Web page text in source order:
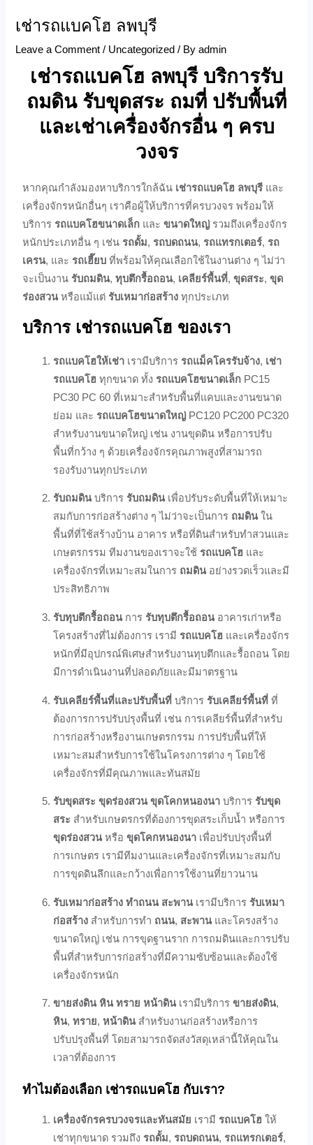
เช่ารถแบคโฮ ลพบุรี
Leave a Comment / Uncategorized / Byadmin
เช่ารถแบคโฮ ลพบุรี บริการรับ
ถมดิน รับขุดสระ ถมที่ ปรับพื้นที่
และเช่าเครื่องจักรอื่น ๆ ครบ
วงจร
หากคุณกำลังมองหาบริการใกล้ฉัน เช่ารถแบคโฮ ลพบุรี และ
เครื่องจักรหนักอื่นๆ เราคือผู้ให้บริการที่ครบวงจร พร้อมให้
บริการรถแบคโฮขนาดเล็ก และขนาดใหญ่รวมถึงเครื่องจักร
หนักประเภทอื่น ๆ เช่นรถดั้ม,รถบดถนน,รถแทรกเตอร์,รถ
เครน, และรถเฮี๊ยบ ที่พร้อมให้คุณเลือกใช้ในงานต่าง ๆ ไม่ว่า
จะเป็นงานรับถมดิน,ทุบตึกรื้อถอน, เคลียร์พื้นที่,ขุดสระ,ขุด
ร่องสวนหรือแม้แต่รับเหมาก่อสร้าง ทุกประเภท
บริการ เช่ารถแบคโฮ ของเรา
รถแบคโฮให้เช่า เรามีบริการรถแม็คโครรับจ้าง, เช่า
รถแบคโฮ ทุกขนาด ทั้งรถแบคโฮขนาดเล็ก PC15
PC30 PC 60 ที่เหมาะสำหรับพื้นที่แคบและงานขนาด
ย่อม และรถแบคโฮขนาดใหญ่PC120 PC200 PC320
สำหรับงานขนาดใหญ่ เช่น งานขุดดิน หรือการปรับ
พื้นที่กว้าง ๆ ด้วยเครื่องจักรคุณภาพสูงที่สามารถ
รองรับงานทุกประเภท
รับถมดินบริการรับถมดินเพื่อปรับระดับพื้นที่ให้เหมาะ
สมกับการก่อสร้างต่าง ๆ ไม่ว่าจะเป็นการ ถมดินใน
พื้นที่ที่ใช้สร้างบ้าน อาคาร หรือที่ดินสำหรับทำสวนและ
เกษตรกรรม ทีมงานของเราจะใช้รถแบคโฮ และ
เครื่องจักรที่เหมาะสมในการ ถมดินอย่างรวดเร็วและมี
ประสิทธิภาพ
รับทุบตึกรื้อถอนการรับทุบตึกรื้อถอนอาคารเก่าหรือ
โครงสร้างที่ไม่ต้องการ เรามีรถแบคโฮ และเครื่องจักร
หนักที่มีอุปกรณ์พิเศษสำหรับงานทุบตึกและรื้อถอน โดย
มีการดำเนินงานที่ปลอดภัยและมีมาตรฐาน
รับเคลียร์พื้นที่และปรับพื้นที่ บริการรับเคลียร์พื้นที่ ที่
ต้องการการปรับปรุงพื้นที่ เช่น การเคลียร์พื้นที่สำหรับ
การก่อสร้างหรืองานเกษตรกรรม การปรับพื้นที่ให้
เหมาะสมสำหรับการใช้ในโครงการต่าง ๆ โดยใช้
เครื่องจักรที่มีคุณภาพและทันสมัย
รับขุดสระ ขุดร่องสวน ขุดโคกหนองนา บริการรับขุด
สระ สำหรับเกษตรกรที่ต้องการขุดสระเก็บน้ำ หรือการ
ขุดร่องสวนหรือขุดโคกหนองนา เพื่อปรับปรุงพื้นที่
การเกษตร เรามีทีมงานและเครื่องจักรที่เหมาะสมกับ
การขุดดินลึกและกว้างเพื่อการใช้งานที่ยาวนาน
รับเหมาก่อสร้าง ทำถนน สะพานเรามีบริการรับเหมา
ก่อสร้าง สำหรับการทำ ถนน, สะพานและโครงสร้าง
ขนาดใหญ่ เช่น การขุดฐานราก การถมดินและการปรับ
พื้นที่สำหรับการก่อสร้างที่มีความซับซ้อนและต้องใช้
เครื่องจักรหนัก
ขายส่งดิน หิน ทราย หน้าดินเรามีบริการขายส่งดิน,
หิน,ทราย,หน้าดินสำหรับงานก่อสร้างหรือการ
ปรับปรุงพื้นที่ โดยสามารถจัดส่งวัสดุเหล่านี้ให้คุณใน
เวลาที่ต้องการ
ทำไมต้องเลือก เช่ารถแบคโฮ กับเรา?
เครื่องจักรครบวงจรและทันสมัย เรามีรถแบคโฮ ให้
เช่าทุกขนาด รวมถึงรถดั้ม,รถบดถนน,รถแทรกเตอร์,